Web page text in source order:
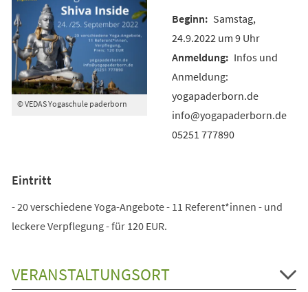
© VEDAS Yogaschule paderborn
Samstag,
24.9.2022 um 9 Uhr
Infos und
Anmeldung:
yogapaderborn.de
info@yogapaderborn.de
05251 777890
Eintritt
- 20 verschiedene Yoga-Angebote - 11 Referent*innen - und
leckere Verpflegung - für 120 EUR.
VERANSTALTUNGSORT